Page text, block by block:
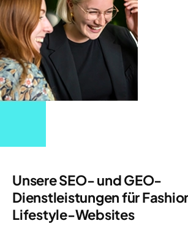
Unsere SEO- und GEO-
Dienstleistungen für
Lifestyle-Websites